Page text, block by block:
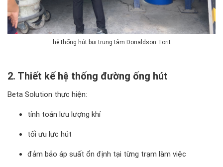
hệ thống hút bụi trung tâm Donaldson Torit
2. Thiết kế hệ thống đường ống hút
Beta Solution thực hiện:
tính toán lưu lượng khí
tối ưu lực hút
đảm bảo áp suất ổn định tại từng trạm làm việc